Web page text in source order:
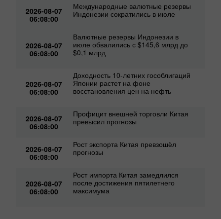
2026-08-07
06:08:00
Международные валютные резервы
Индонезии сократились в июле
2026-08-07
06:08:00
Валютные резервы Индонезии в
июле обвалились с $145,6 млрд до
$0,1 млрд
2026-08-07
06:08:00
Доходность 10‑летних гособлигаций
Японии растет на фоне
восстановления цен на нефть
2026-08-07
06:08:00
Профицит внешней торговли Китая
превысил прогнозы
2026-08-07
06:08:00
Рост экспорта Китая превзошёл
прогнозы
2026-08-07
06:08:00
Рост импорта Китая замедлился
после достижения пятилетнего
максимума